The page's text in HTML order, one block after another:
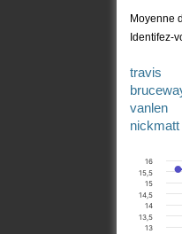
Moyenne
Identifez-
travis
vanlen
nickmatt
13
13,5
14
14,5
15
15,5
16